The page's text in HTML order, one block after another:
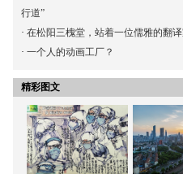
行道”
· 在松阳三槐堂，站着一位儒雅的翻
· 一个人的动画工厂？
精彩图文